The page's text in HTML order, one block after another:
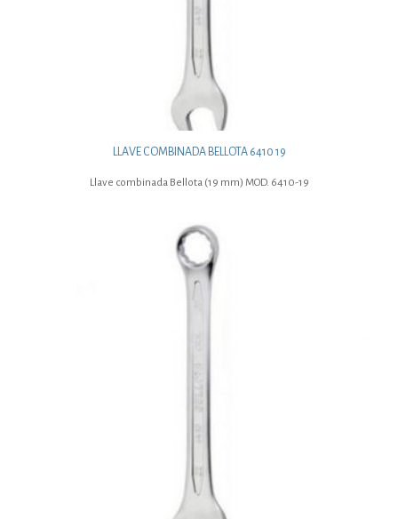
LLAVE COMBINADA BELLOTA 6410 19
Llave combinada Bellota (19 mm) MOD. 6410-19